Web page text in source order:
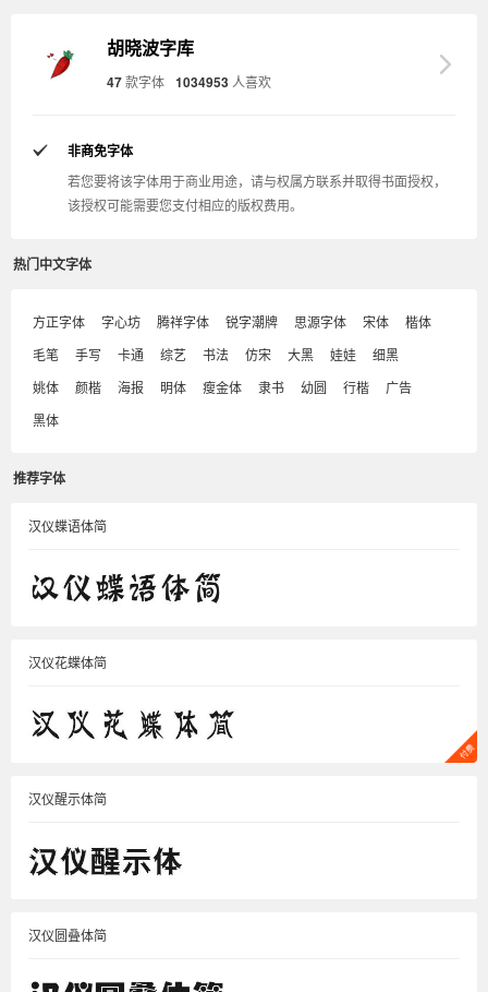
胡晓波字库
47款字体 1034953 人喜欢
非商免字体
若您要将该字体用于商业用途，请与权属方联系并取得书面授权，
该授权可能需要您支付相应的版权费用。
热门中文字体
方正字体 字心坊 腾祥字体 锐字潮牌 思源字体 宋体
楷体
毛笔
手写 卡通 综艺 书法 仿宋 大黑 娃娃
细黑
姚体
颜楷 海报 明体 瘦金体 隶书 幼圆 行楷
广告
黑体
推荐字体
汉仪蝶语体简
汉仪花蝶体简
汉仪醒示体简
汉仪圆叠体简